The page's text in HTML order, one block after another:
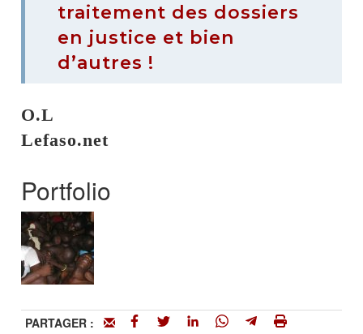
traitement des dossiers
en justice et bien
d’autres !
O.L
Lefaso.net
Portfolio
PARTAGER :